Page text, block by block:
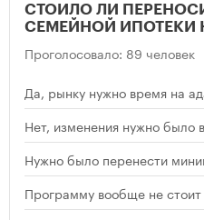
СТОИЛО ЛИ
СЕМЕЙНОЙ ИПОТЕКИ
Проголосовало: 89 человек
Да, рынку нужно время на
Нет, изменения нужно было
Нужно было перенести
Программу вообще не стоит